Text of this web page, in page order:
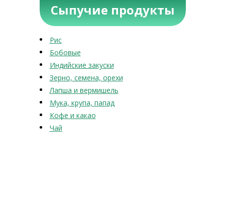
Сыпучие продукты
Рис
Бобовые
Индийские закуски
Зерно, семена, орехи
Лапша и вермишель
Мука, крупа, папад
Кофе и какао
Чай